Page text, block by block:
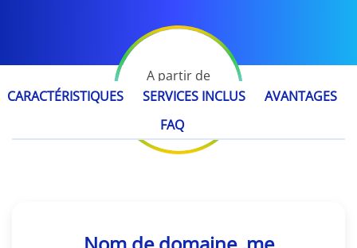
A partir de
25,00 € / an
CARACTÉRISTIQUES SERVICES INCLUS
AVANTAGES
FAQ